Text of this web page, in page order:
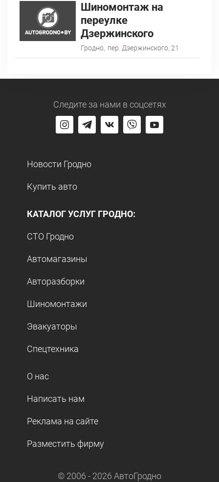
Шиномонтаж на
переулке
Дзержинского
Гродно, пер. Дзержинского, 21
Следите за нами в соцсетях
Новости Гродно
Купить авто
КАТАЛОГ УСЛУГ ГРОДНО:
СТО Гродно
Автомагазины
Авторазборки
Шиномонтажи
Эвакуаторы
Спецтехника
О нас
Написать нам
Реклама на сайте
Разместить фирму
© 2006 - 2026 АвтоГродно